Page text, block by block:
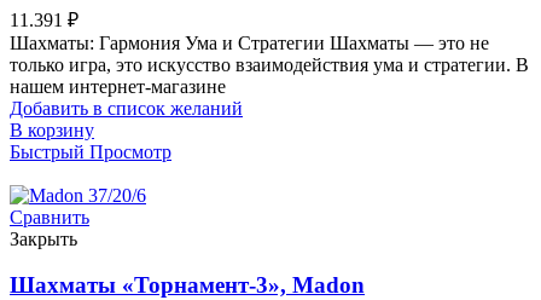
11.391 ₽
Шахматы: Гармония Ума и Стратегии Шахматы — это не
только игра, это искусство взаимодействия ума и стратегии. В
нашем интернет-магазине
Добавить в список желаний
В корзину
Быстрый Просмотр
Сравнить
Закрыть
Шахматы «Торнамент-3», Madon